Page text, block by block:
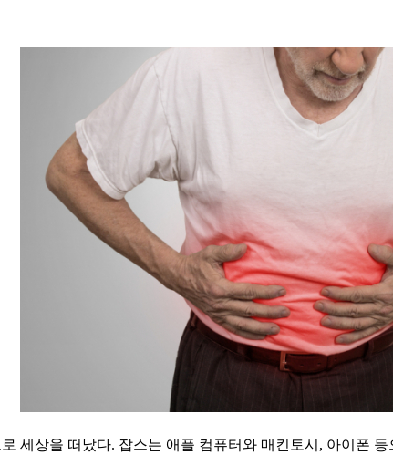
세상을 떠났다. 잡스는 애플 컴퓨터와 매킨토시, 아이폰